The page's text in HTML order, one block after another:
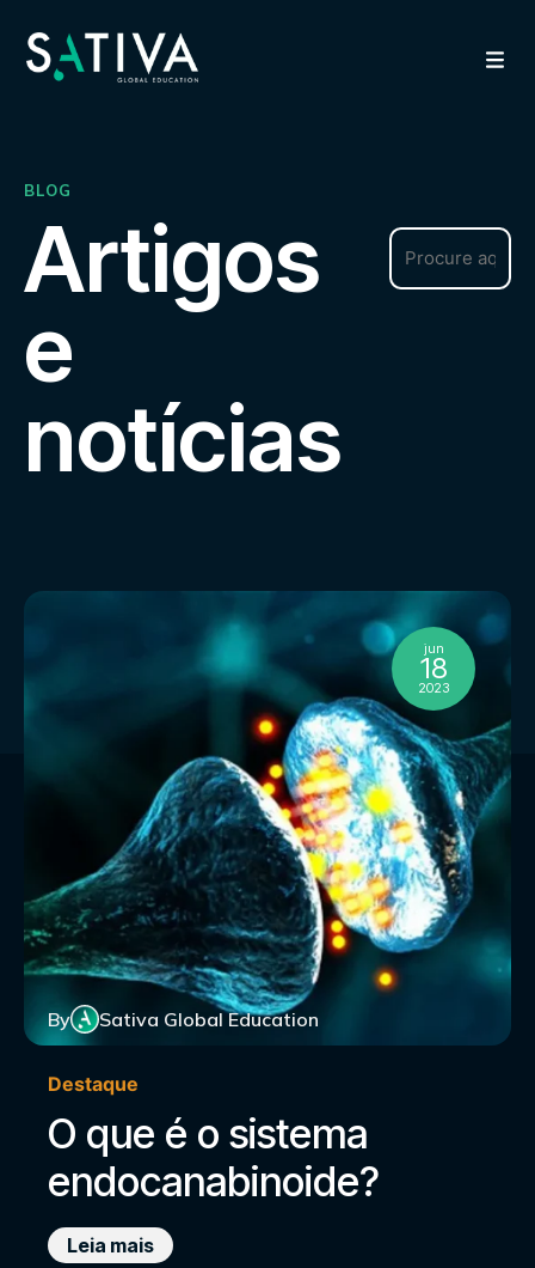
BLOG
Artigos
e
notícias
By Sativa Global Education
jun
18
2023
Destaque
O que é o sistema
endocanabinoide?
Leia mais